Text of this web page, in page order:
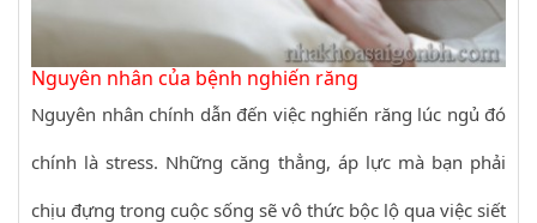
Nguyên nhân của bệnh nghiến răng
Nguyên nhân chính dẫn đến việc nghiến răng lúc ngủ đó
chính là stress. Những căng thẳng, áp lực mà bạn phải
chịu đựng trong cuộc sống sẽ vô thức bộc lộ qua việc siết